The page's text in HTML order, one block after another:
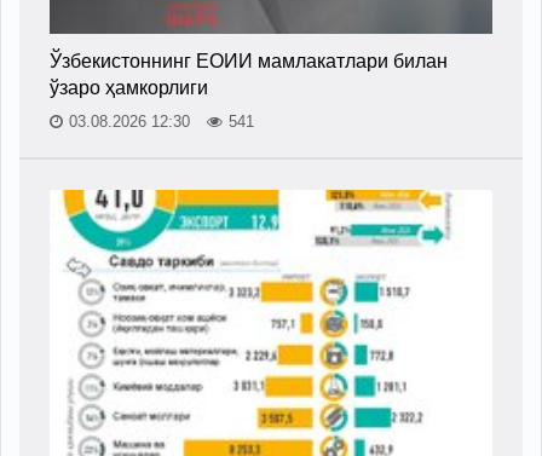
Ўзбекистоннинг ЕОИИ мамлакатлари билан
ўзаро ҳамкорлиги
03.08.2026 12:30 541